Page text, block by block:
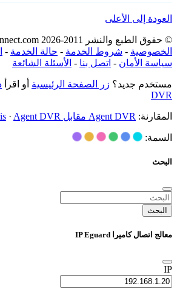
العودة إلى الأعلى
© حقوق الطبع والنشر 2011-2026 iSpyConnect.com -
الخصوصية - شروط الخدمة - حالة الخدمة -
سياسة الأمان - اتصل بنا - الأسئلة الشائعة
مستخدم جديد؟ زر الصفحة الرئيسية أو اقرأ
DVR
المقارنة: Agent DVR مقابل Blue Iris · Agent DVR مقابل Frigate
السمة:
البحث
البحث
معالج اتصال كاميرا IP Eguard
IP